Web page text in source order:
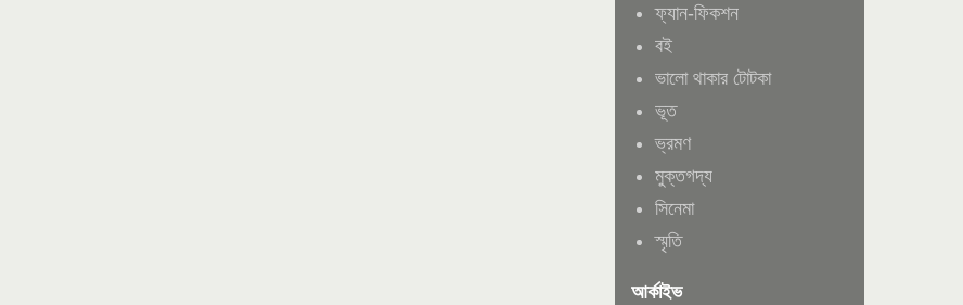
ফ্যান-ফিকশন
বই
ভালো থাকার টোটকা
ভূত
ভ্রমণ
মুক্তগদ্য
সিনেমা
স্মৃতি
আর্কাইভ